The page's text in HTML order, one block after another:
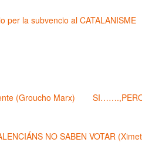
per la subvencio al CATALANISME
(Groucho Marx)
NO SABEN VOTAR